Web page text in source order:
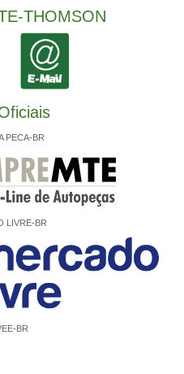
THOMSON
PECA-BR
LIVRE-BR
BR